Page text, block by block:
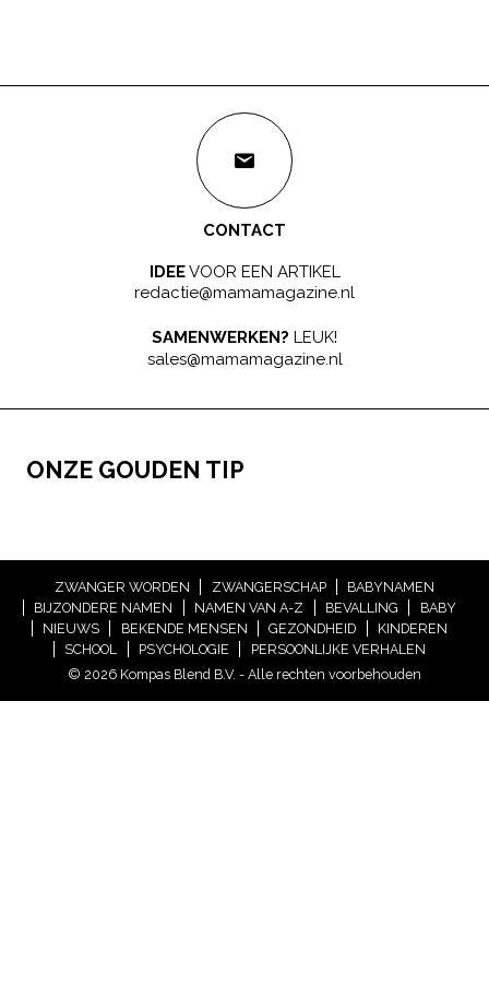
CONTACT
IDEEVOOR EEN ARTIKEL
redactie@mamamagazine.nl
SAMENWERKEN? LEUK!
sales@mamamagazine.nl
ONZE GOUDEN TIP
ZWANGER WORDEN ZWANGERSCHAP
BABYNAMEN
BIJZONDERE NAMEN
NAMEN VAN A-Z BEVALLING
BABY
NIEUWS
BEKENDE MENSEN GEZONDHEID
KINDEREN
SCHOOL
PSYCHOLOGIE
PERSOONLIJKE VERHALEN
© 2026 Kompas Blend B.V. - Alle rechten voorbehouden